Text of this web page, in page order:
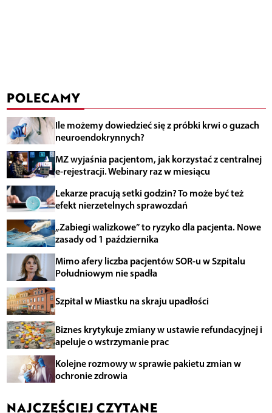
POLECAMY
Ile możemy dowiedzieć się z próbki krwi o guzach
neuroendokrynnych?
MZ wyjaśnia pacjentom, jak korzystać z centralnej
e-rejestracji. Webinary raz w miesiącu
Lekarze pracują setki godzin? To może być też
efekt nierzetelnych sprawozdań
„Zabiegi walizkowe” to ryzyko dla pacjenta. Nowe
zasady od 1 października
Mimo afery liczba pacjentów SOR-u w Szpitalu
Południowym nie spadła
Szpital w Miastku na skraju upadłości
Biznes krytykuje zmiany w ustawie refundacyjnej i
apeluje o wstrzymanie prac
Kolejne rozmowy w sprawie pakietu zmian w
ochronie zdrowia
NAJCZĘŚCIEJ CZYTANE